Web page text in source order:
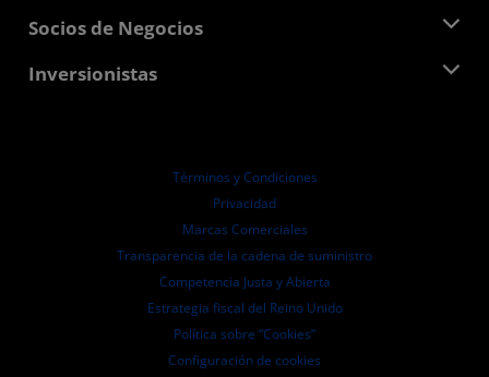
Contáctanos
Biblioteca multimedia
Centro para desarrolladores
Casos de Estudio
Socios de Negocios
Centro para socios de AMD
Inversionistas
Pautas de dirección empresarial
Presentaciones ante la SEC
Términos y Condiciones
Privacidad
Marcas Comerciales
Transparencia de la cadena de suministro
Competencia Justa y Abierta
Estrategia fiscal del Reino Unido
Política sobre “Cookies”
Configuración de cookies